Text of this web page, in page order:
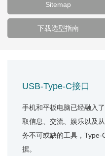
Sitemap
下载选型指南
USB-Type-C接口
手机和平板电脑已经融入
取信息、交流、娱乐以及
务不可或缺的工具，Type-
据。